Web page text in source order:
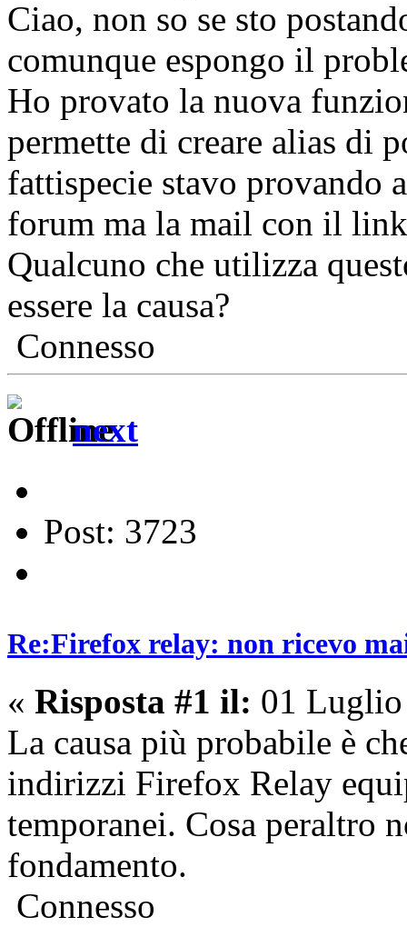
Ciao, non so se sto
comunque espongo il
Ho provato la nuova
permette di creare alias di
fattispecie stavo provando
forum ma la mail con il
Qualcuno che utilizza
essere la causa?
Connesso
next
Post: 3723
Re:Firefox relay: non ricevo
« Risposta #1 il: 01
La causa più probabile è
indirizzi Firefox Relay
temporanei. Cosa peraltro
fondamento.
Connesso